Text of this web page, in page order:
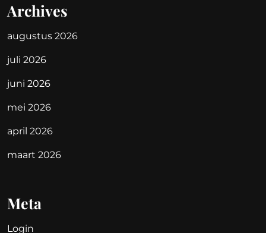
Archives
augustus 2026
juli 2026
juni 2026
mei 2026
april 2026
maart 2026
Meta
Login